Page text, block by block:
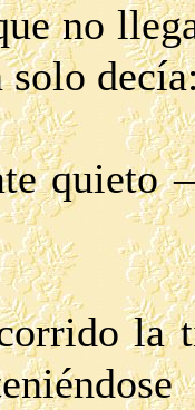
no
solo
quieto
la